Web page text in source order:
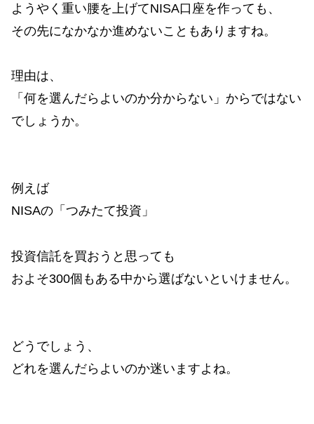
ようやく重い腰を上げてNISA口座を作っても、
その先になかなか進めないこともありますね。
理由は、
「何を選んだらよいのか分からない」からではない
でしょうか。
例えば
NISAの「つみたて投資」
投資信託を買おうと思っても
およそ300個もある中から選ばないといけません。
どうでしょう、
どれを選んだらよいのか迷いますよね。